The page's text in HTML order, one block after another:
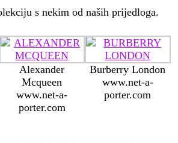
s nekim od naših prijedloga.
Alexander
Mcqueen
www.net-a-
porter.com
Burberry London
www.net-a-
porter.com